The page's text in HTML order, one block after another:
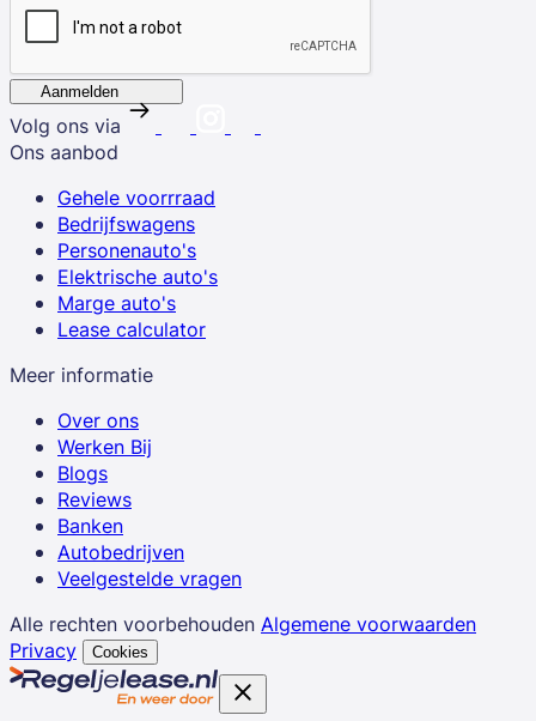
Aanmelden
Volg ons via
Ons aanbod
Gehele voorrraad
Bedrijfswagens
Personenauto's
Elektrische auto's
Marge auto's
Lease calculator
Meer informatie
Over ons
Werken Bij
Blogs
Reviews
Banken
Autobedrijven
Veelgestelde vragen
Alle rechten voorbehouden Algemene voorwaarden
Privacy
Cookies